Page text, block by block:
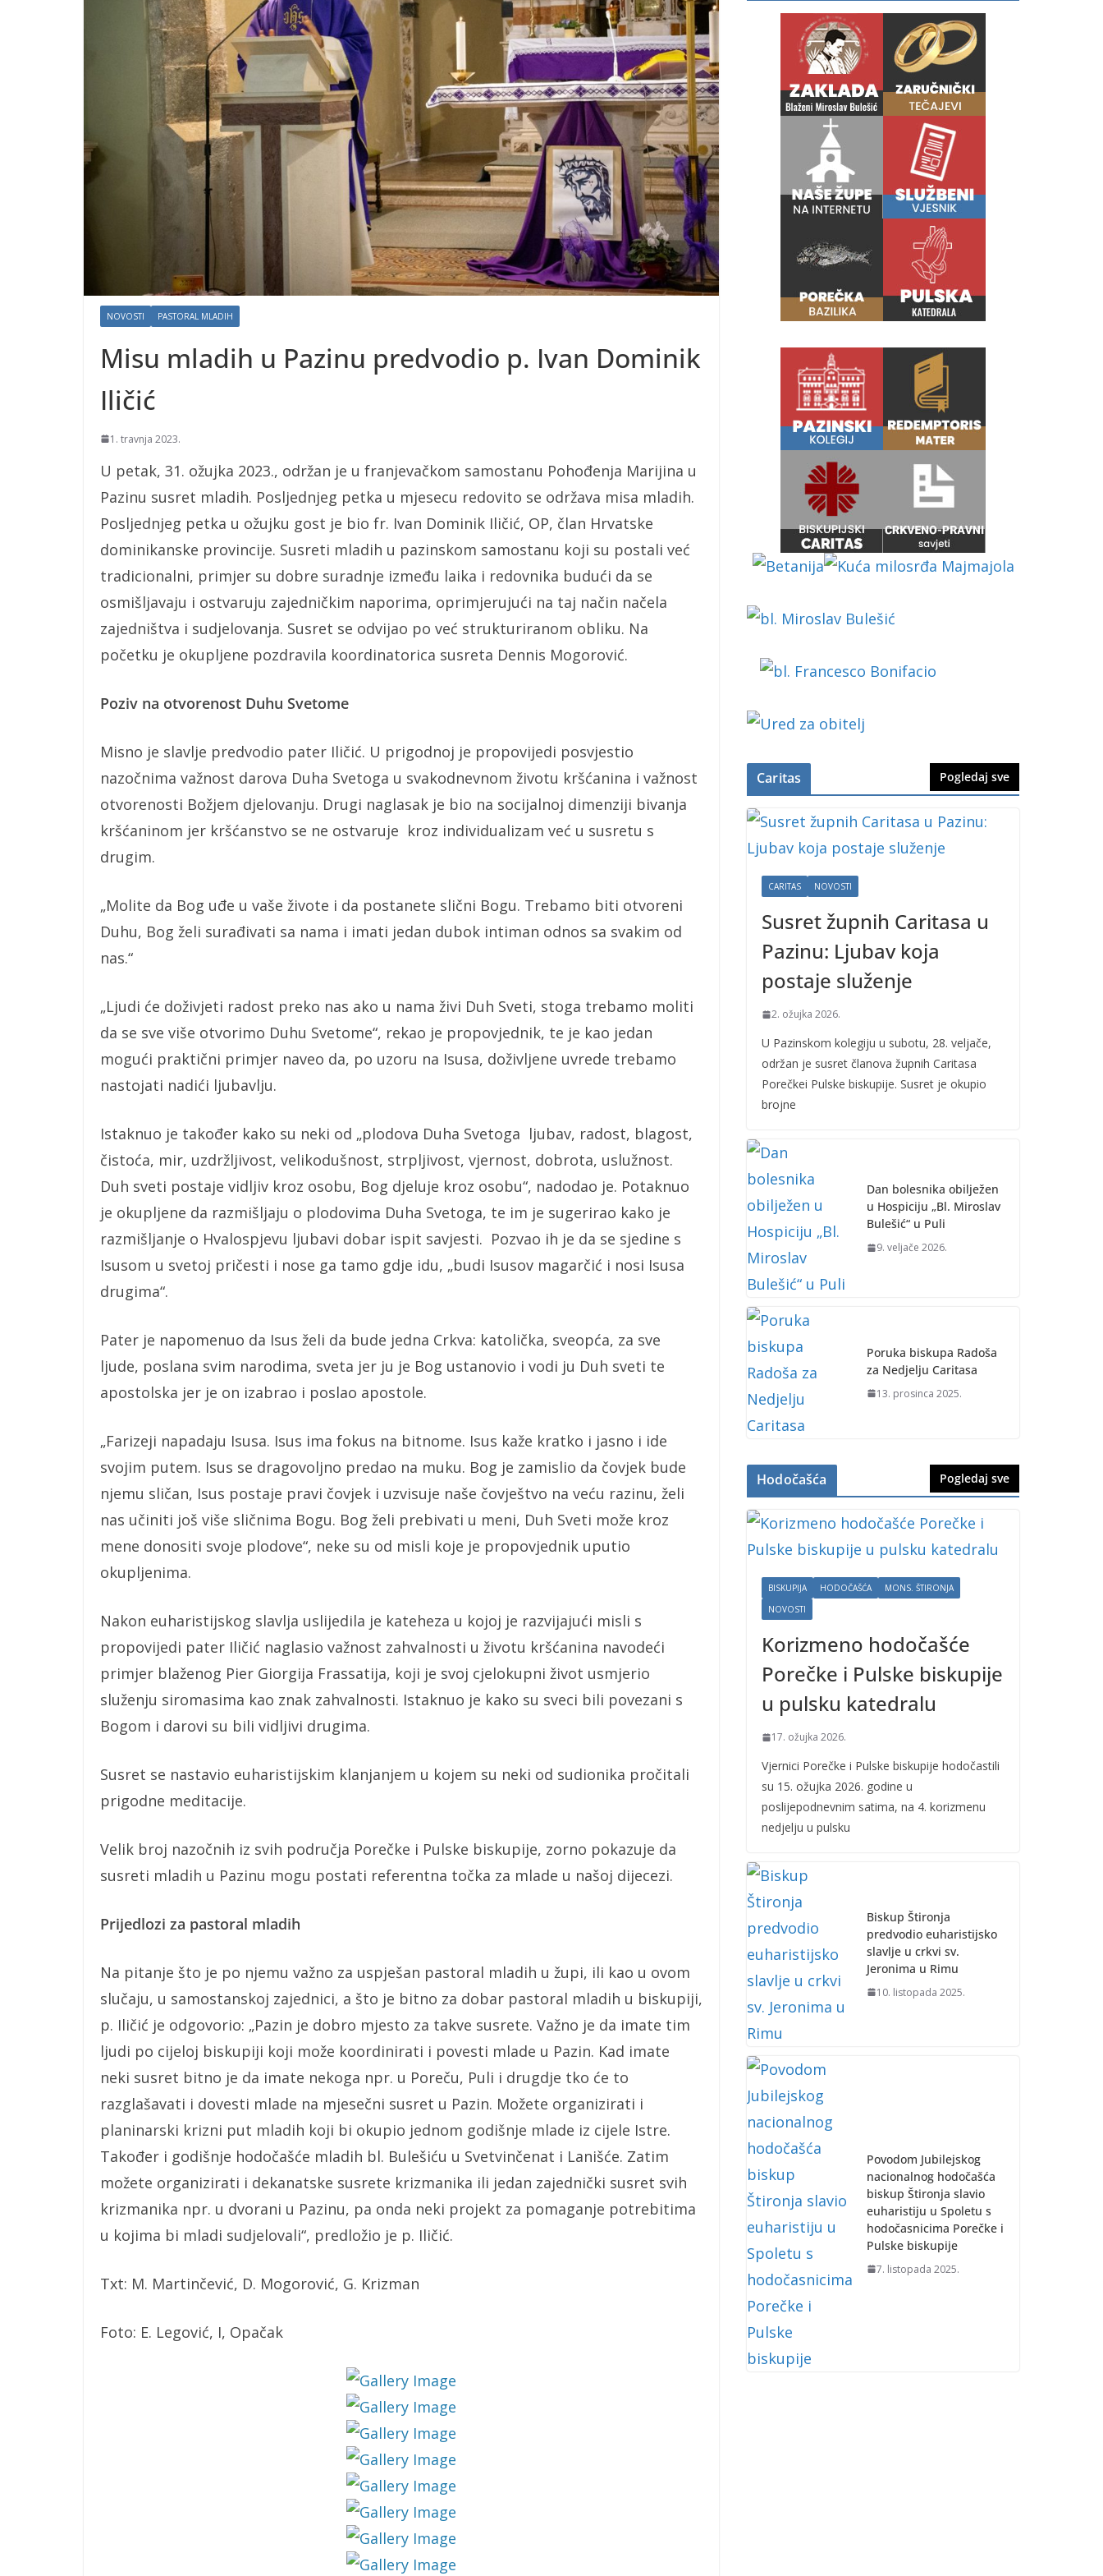
NOVOSTI PASTORAL MLADIH
Misu mladih u Pazinu predvodio p. Ivan Dominik
Iličić
1. travnja 2023.
U petak, 31. ožujka 2023., održan je u franjevačkom samostanu Pohođenja Marijina u
Pazinu susret mladih. Posljednjeg petka u mjesecu redovito se održava misa mladih.
Posljednjeg petka u ožujku gost je bio fr. Ivan Dominik Iličić, OP, član Hrvatske
dominikanske provincije. Susreti mladih u pazinskom samostanu koji su postali već
tradicionalni, primjer su dobre suradnje između laika i redovnika budući da se
osmišljavaju i ostvaruju zajedničkim naporima, oprimjerujući na taj način načela
zajedništva i sudjelovanja. Susret se odvijao po već strukturiranom obliku. Na
početku je okupljene pozdravila koordinatorica susreta Dennis Mogorović.
Poziv na otvorenost Duhu Svetome
Misno je slavlje predvodio pater Iličić. U prigodnoj je propovijedi posvjestio
nazočnima važnost darova Duha Svetoga u svakodnevnom životu kršćanina i važnost
otvorenosti Božjem djelovanju. Drugi naglasak je bio na socijalnoj dimenziji bivanja
kršćaninom jer kršćanstvo se ne ostvaruje kroz individualizam već u susretu s
drugim.
„Molite da Bog uđe u vaše živote i da postanete slični Bogu. Trebamo biti otvoreni
Duhu, Bog želi surađivati sa nama i imati jedan dubok intiman odnos sa svakim od
nas.“
„Ljudi će doživjeti radost preko nas ako u nama živi Duh Sveti, stoga trebamo moliti
da se sve više otvorimo Duhu Svetome“, rekao je propovjednik, te je kao jedan
mogući praktični primjer naveo da, po uzoru na Isusa, doživljene uvrede trebamo
nastojati nadići ljubavlju.
Istaknuo je također kako su neki od „plodova Duha Svetoga ljubav, radost, blagost,
čistoća, mir, uzdržljivost, velikodušnost, strpljivost, vjernost, dobrota, uslužnost.
Duh sveti postaje vidljiv kroz osobu, Bog djeluje kroz osobu“, nadodao je. Potaknuo
je okupljene da razmišljaju o plodovima Duha Svetoga, te im je sugerirao kako je
razmišljanje o Hvalospjevu ljubavi dobar ispit savjesti. Pozvao ih je da se sjedine s
Isusom u svetoj pričesti i nose ga tamo gdje idu, „budi Isusov magarčić i nosi Isusa
drugima“.
Pater je napomenuo da Isus želi da bude jedna Crkva: katolička, sveopća, za sve
ljude, poslana svim narodima, sveta jer ju je Bog ustanovio i vodi ju Duh sveti te
apostolska jer je on izabrao i poslao apostole.
„Farizeji napadaju Isusa. Isus ima fokus na bitnome. Isus kaže kratko i jasno i ide
svojim putem. Isus se dragovoljno predao na muku. Bog je zamislio da čovjek bude
njemu sličan, Isus postaje pravi čovjek i uzvisuje naše čovještvo na veću razinu, želi
nas učiniti još više sličnima Bogu. Bog želi prebivati u meni, Duh Sveti može kroz
mene donositi svoje plodove“, neke su od misli koje je propovjednik uputio
okupljenima.
Nakon euharistijskog slavlja uslijedila je kateheza u kojoj je razvijajući misli s
propovijedi pater Iličić naglasio važnost zahvalnosti u životu kršćanina navodeći
primjer blaženog Pier Giorgija Frassatija, koji je svoj cjelokupni život usmjerio
služenju siromasima kao znak zahvalnosti. Istaknuo je kako su sveci bili povezani s
Bogom i darovi su bili vidljivi drugima.
Susret se nastavio euharistijskim klanjanjem u kojem su neki od sudionika pročitali
prigodne meditacije.
Velik broj nazočnih iz svih područja Porečke i Pulske biskupije, zorno pokazuje da
susreti mladih u Pazinu mogu postati referentna točka za mlade u našoj dijecezi.
Prijedlozi za pastoral mladih
Na pitanje što je po njemu važno za uspješan pastoral mladih u župi, ili kao u ovom
slučaju, u samostanskoj zajednici, a što je bitno za dobar pastoral mladih u biskupiji,
p. Iličić je odgovorio: „Pazin je dobro mjesto za takve susrete. Važno je da imate tim
ljudi po cijeloj biskupiji koji može koordinirati i povesti mlade u Pazin. Kad imate
neki susret bitno je da imate nekoga npr. u Poreču, Puli i drugdje tko će to
razglašavati i dovesti mlade na mjesečni susret u Pazin. Možete organizirati i
planinarski krizni put mladih koji bi okupio jednom godišnje mlade iz cijele Istre.
Također i godišnje hodočašće mladih bl. Bulešiću u Svetvinčenat i Lanišće. Zatim
možete organizirati i dekanatske susrete krizmanika ili jedan zajednički susret svih
krizmanika npr. u dvorani u Pazinu, pa onda neki projekt za pomaganje potrebitima
u kojima bi mladi sudjelovali“, predložio je p. Iličić.
Txt: M. Martinčević, D. Mogorović, G. Krizman
Foto: E. Legović, I, Opačak
Caritas Pogledaj sve
CARITAS NOVOSTI
Susret župnih Caritasa u
Pazinu: Ljubav koja
postaje služenje
2. ožujka 2026.
U Pazinskom kolegiju u subotu, 28. veljače,
održan je susret članova župnih Caritasa
Porečkei Pulske biskupije. Susret je okupio
brojne
Dan bolesnika obilježen
u Hospiciju „Bl. Miroslav
Bulešić“ u Puli
9. veljače 2026.
Poruka biskupa Radoša
za Nedjelju Caritasa
13. prosinca 2025.
Hodočašća Pogledaj sve
BISKUPIJA HODOČAŠĆA
MONS. ŠTIRONJA
NOVOSTI
Korizmeno hodočašće
Porečke i Pulske biskupije
u pulsku katedralu
17. ožujka 2026.
Vjernici Porečke i Pulske biskupije hodočastili
su 15. ožujka 2026. godine u
poslijepodnevnim satima, na 4. korizmenu
nedjelju u pulsku
Biskup Štironja
predvodio euharistijsko
slavlje u crkvi sv.
Jeronima u Rimu
10. listopada 2025.
Povodom Jubilejskog
nacionalnog hodočašća
biskup Štironja slavio
euharistiju u Spoletu s
hodočasnicima Porečke i
Pulske biskupije
7. listopada 2025.